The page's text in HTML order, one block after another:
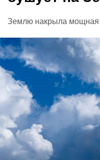
Землю накрыла мощная